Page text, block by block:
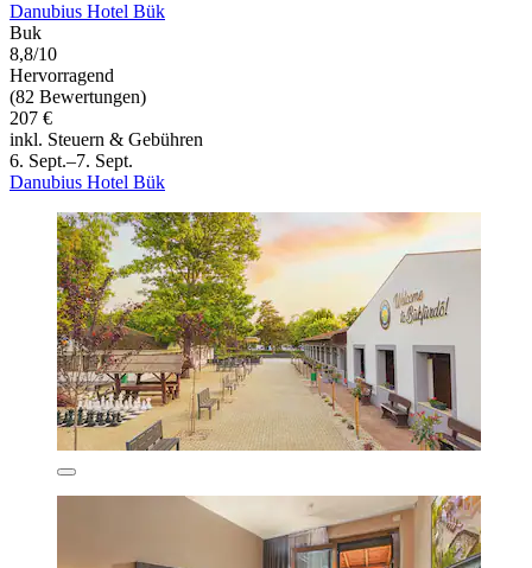
Danubius Hotel Bük
Buk
8,8/10
Hervorragend
(82 Bewertungen)
207 €
inkl. Steuern & Gebühren
6. Sept.–7. Sept.
Danubius Hotel Bük